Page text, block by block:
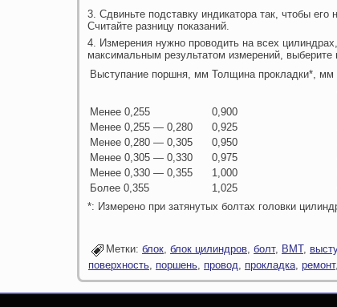
3. Сдвиньте подставку индикатора так, чтобы его
Считайте разницу показаний.
4. Измерения нужно проводить на всех
максимальным результатом измерений,
Выступание поршня, мм Толщина прокладки*, мм
Менее 0,255
0,900
Менее 0,255 — 0,280
0,925
Менее 0,280 — 0,305
0,950
Менее 0,305 — 0,330
0,975
Менее 0,330 — 0,355
1,000
Более 0,355
1,025
*: Измерено при затянутых болтах головки
Метки: блок, блок цилиндров, болт, ВМТ,
поверхность, поршень, провод, прокладка, ремонт,